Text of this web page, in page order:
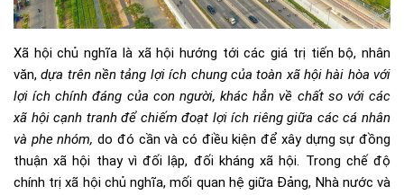
Xã hội chủ nghĩa là xã hội hướng tới các giá trị tiến bộ, nhân
văn,dựa trên nền tảng lợi ích chung của toàn xã hội hài hòa với
lợi ích chính đáng của con người, khác hẳn về chất so với các
xã hội cạnh tranh để chiếm đoạt lợi ích riêng giữa các cá nhân
và phe nhóm,do đó cần và có điều kiện để xây dựng sự đồng
thuận xã hội thay vì đối lập, đối kháng xã hội. Trong chế độ
chính trị xã hội chủ nghĩa, mối quan hệ giữa Đảng, Nhà nước và